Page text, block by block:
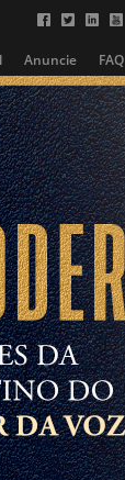
Anuncie FAQ